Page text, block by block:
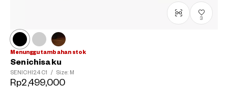
3
Menunggu tambahan stok
Senichisaku
SENICHI24C1 / Size: M
Rp2,499,000